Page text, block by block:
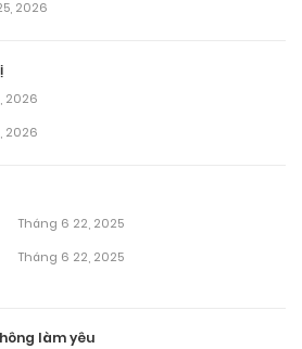
2026
2026
2026
Tháng 6 22, 2025
Tháng 6 22, 2025
làm yêu